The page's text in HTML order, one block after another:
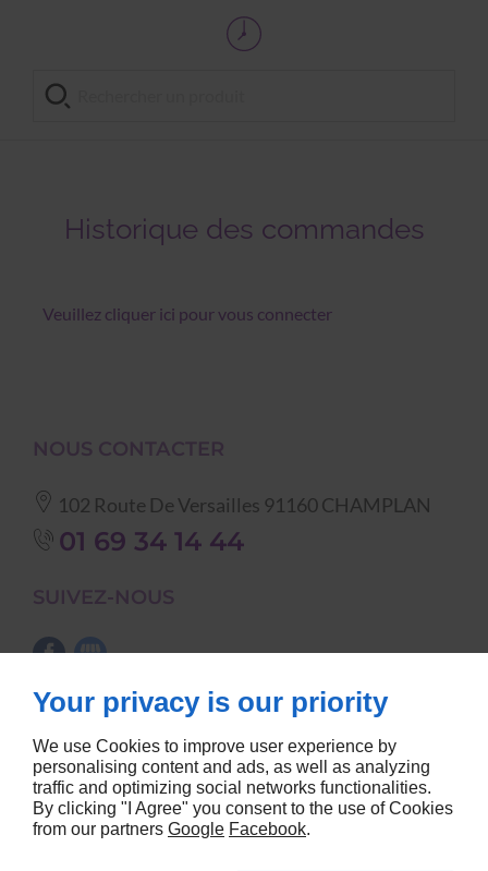
Historique des commandes
Veuillez cliquer ici pour vous connecter
NOUS CONTACTER
102 Route De Versailles 91160CHAMPLAN
01 69 34 14 44
SUIVEZ-NOUS
NOS CATÉGORIES
vaisselle
matériel de cuisine
tables, chaises etc...
nappes et serviettes de
table
barnums
Your privacy is our priority
We use Cookies to improve user experience by
personalising content and ads, as well as analyzing
traffic and optimizing social networks functionalities.
By clicking "I Agree" you consent to the use of Cookies
from our partners Google Facebook.